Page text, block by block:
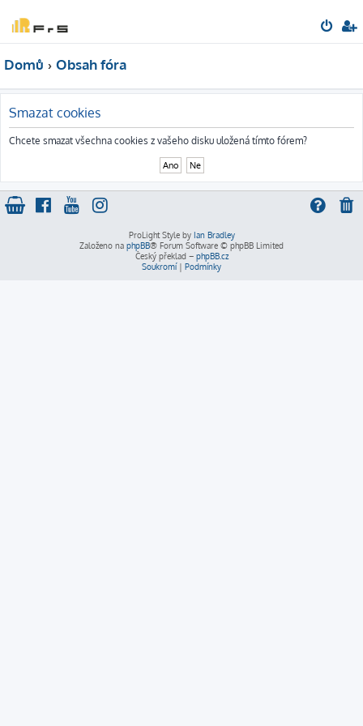
Domů Obsah fóra
Smazat cookies
Chcete smazat všechna cookies z vašeho disku uložená tímto fórem?
ProLight Style by Ian Bradley
Založeno na phpBB® Forum Software © phpBB Limited
Český překlad – phpBB.cz
Soukromí| Podmínky